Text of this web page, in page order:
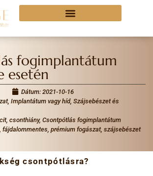
fogimplantátum
esetén
Dátum: 2021-10-16
, Implantátum vagy híd, Szájsebészet és
, csonthiány, Csontpótlás fogimplantátum
fájdalommentes prémium fogászat, szájsebészet
csontpótlásra?